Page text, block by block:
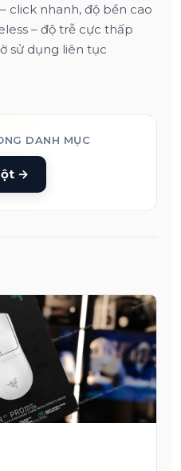
click nhanh, độ bền cao
– độ trễ cực thấp
sử dụng liên tục
DANH MỤC
→